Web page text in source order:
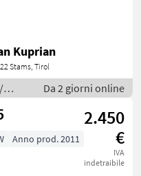
Kuprian
Stams, Tirol
Da 2 giorni online
2.450
€
IVA
indetraibile
Anno prod. 2011